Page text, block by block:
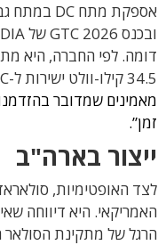
דומה. לפי החברה, היא
34.5 קילו-וולט ישירות ל-800V DC ביעילות של יותר מ-99%.
מאמינים שמדובר
זמן”.
ייצור בארה"ב
לצד האופטימיות,
האמריקאי. היא דיווחה